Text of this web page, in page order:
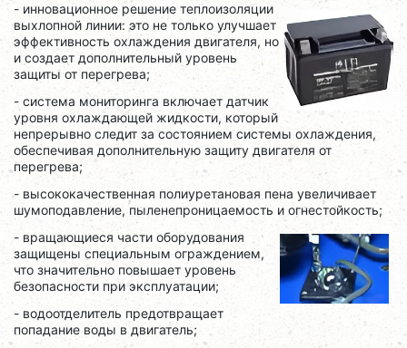
- инновационное решение теплоизоляции
выхлопной линии: это не только улучшает
эффективность охлаждения двигателя, но
и создает дополнительный уровень
защиты от перегрева;
- система мониторинга включает датчик
уровня охлаждающей жидкости, который
непрерывно следит за состоянием системы охлаждения,
обеспечивая дополнительную защиту двигателя от
перегрева;
- высококачественная полиуретановая пена увеличивает
шумоподавление, пыленепроницаемость и огнестойкость;
- вращающиеся части оборудования
защищены специальным ограждением,
что значительно повышает уровень
безопасности при эксплуатации;
- водоотделитель предотвращает
попадание воды в двигатель;